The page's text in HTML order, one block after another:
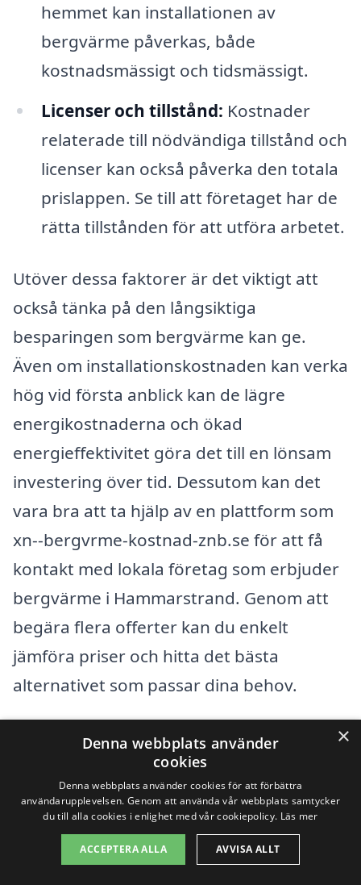
hemmet kan installationen av
bergvärme påverkas, både
kostnadsmässigt och tidsmässigt.
Licenser och tillstånd: Kostnader
relaterade till nödvändiga tillstånd och
licenser kan också påverka den totala
prislappen. Se till att företaget har de
rätta tillstånden för att utföra arbetet.
Utöver dessa faktorer är det viktigt att
också tänka på den långsiktiga
besparingen som bergvärme kan ge.
Även om installationskostnaden kan verka
hög vid första anblick kan de lägre
energikostnaderna och ökad
energieffektivitet göra det till en lönsam
investering över tid. Dessutom kan det
vara bra att ta hjälp av en plattform som
xn--bergvrme-kostnad-znb.se för att få
kontakt med lokala företag som erbjuder
bergvärme i Hammarstrand. Genom att
begära flera offerter kan du enkelt
jämföra priser och hitta det bästa
alternativet som passar dina behov.
Få 3 erbjudanden, gratis och utan
Sök efter en
×
Denna webbplats använder
cookies
Denna webbplats använder cookies för att förbättra
användarupplevelsen. Genom att använda vår webbplats samtycker
du till alla cookies i enlighet med vår cookiepolicy. Läs mer
ACCEPTERA ALLA AVVISA ALLT